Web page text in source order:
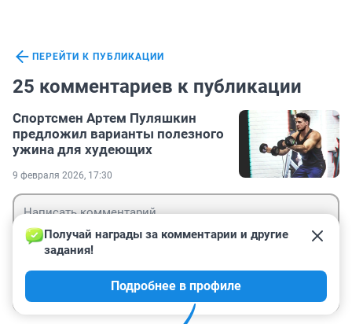
ПЕРЕЙТИ К ПУБЛИКАЦИИ
25 комментариев к публикации
Спортсмен Артем Пуляшкин
предложил варианты полезного
ужина для худеющих
9 февраля 2026, 17:30
Получай награды за комментарии и другие
задания!
Подробнее в профиле